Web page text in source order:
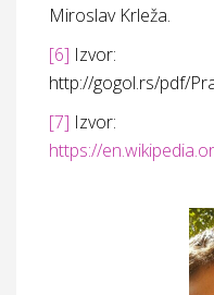
Miroslav Krleža.
[6] Izvor:
http://gogol.rs/pdf/
[7] Izvor:
https://